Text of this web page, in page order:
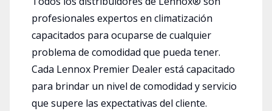
profesionales expertos en climatización
capacitados para ocuparse de cualquier
problema de comodidad que pueda tener.
Cada Lennox Premier Dealer está capacitado
para brindar un nivel de comodidad y servicio
que supere las expectativas del cliente.